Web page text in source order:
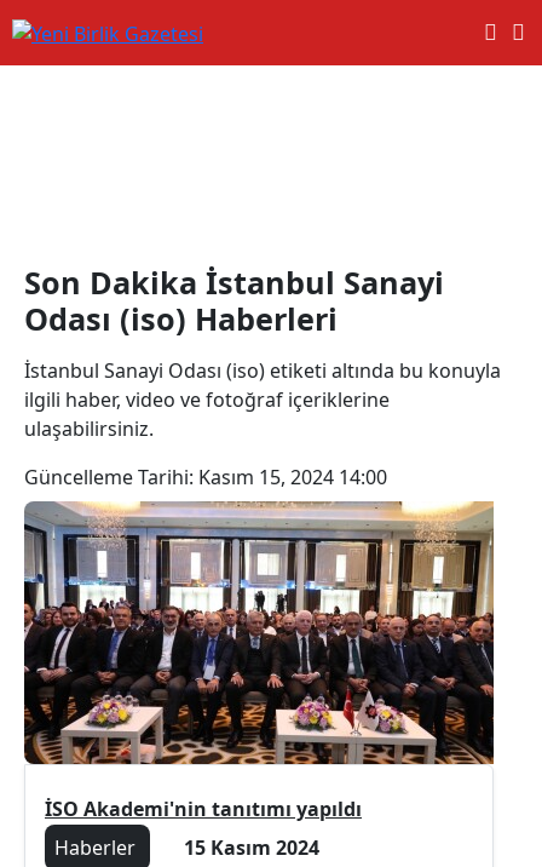
Son Dakika İstanbul Sanayi
Odası (iso) Haberleri
İstanbul Sanayi Odası (iso) etiketi altında bu konuyla
ilgili haber, video ve fotoğraf içeriklerine
ulaşabilirsiniz.
Güncelleme Tarihi: Kasım 15, 2024 14:00
İSO Akademi'nin tanıtımı yapıldı
Haberler
15 Kasım 2024